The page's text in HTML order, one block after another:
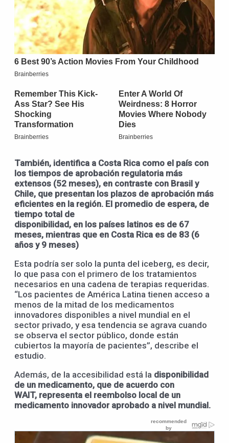
También, identifica a Costa Rica como el país con
los tiempos de aprobación regulatoria más
extensos (52 meses), en contraste con Brasil y
Chile, que presentan los plazos de aprobación más
eficientes en la región. El promedio de espera, de
tiempo total de
disponibilidad, en los países latinos es de 67
meses, mientras que en Costa Rica es de 83 (6
años y 9 meses)
Esta podría ser solo la punta del iceberg, es decir,
lo que pasa con el primero de los tratamientos
necesarios en una cadena de terapias requeridas.
“Los pacientes de América Latina tienen acceso a
menos de la mitad de los medicamentos
innovadores disponibles a nivel mundial en el
sector privado, y esa tendencia se agrava cuando
se observa el sector público, donde están
cubiertos la mayoría de pacientes”, describe el
estudio.
Además, de la accesibilidad está la disponibilidad
de un medicamento, que de acuerdo con
WAIT, representa el reembolso local de un
medicamento innovador aprobado a nivel mundial.